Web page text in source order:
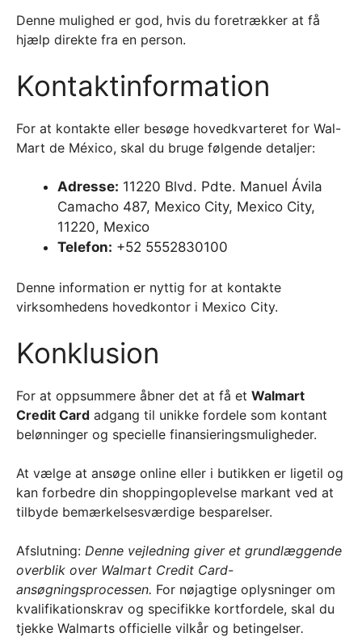
Denne mulighed er god, hvis du foretrækker at få
hjælp direkte fra en person.
Kontaktinformation
For at kontakte eller besøge hovedkvarteret for Wal-
Mart de México, skal du bruge følgende detaljer:
Adresse: 11220 Blvd. Pdte. Manuel Ávila
Camacho 487, Mexico City, Mexico City,
11220, Mexico
Telefon: +52 5552830100
Denne information er nyttig for at kontakte
virksomhedens hovedkontor i Mexico City.
Konklusion
For at oppsummere åbner det at få et Walmart
Credit Card adgang til unikke fordele som kontant
belønninger og specielle finansieringsmuligheder.
At vælge at ansøge online eller i butikken er ligetil og
kan forbedre din shoppingoplevelse markant ved at
tilbyde bemærkelsesværdige besparelser.
Afslutning: Denne vejledning giver et grundlæggende
overblik over Walmart Credit Card-
ansøgningsprocessen. For nøjagtige oplysninger om
kvalifikationskrav og specifikke kortfordele, skal du
tjekke Walmarts officielle vilkår og betingelser.